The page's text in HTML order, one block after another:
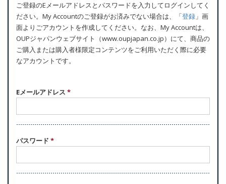
マ
リ
ー
タ
ブ
ご登録のEメールアドレスとパスワードを入力してログインしてく
ださい。My Accountのご登録がお済みでない場合は、「登録 」画
面よりごアカウントを作成してください。なお、My Accountは、
OUPジャパンウェブサイト（www.oupjapan.co.jp）にて、商品の
ご購入または購入者様限定コンテンツをご利用いただく際に必要
なアカウントです。
Eメールアドレス *
パスワード *